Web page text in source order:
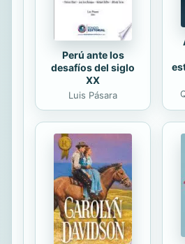
Perú ante los
desafíos del siglo
XX
Luis Pásara